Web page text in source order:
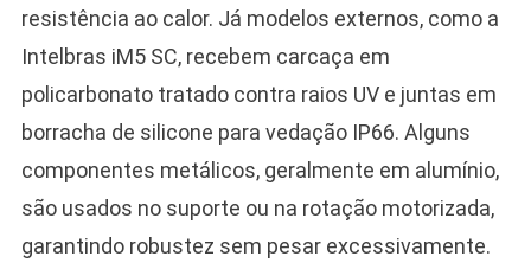
resistência ao calor. Já modelos externos, como a
Intelbras iM5 SC, recebem carcaça em
policarbonato tratado contra raios UV e juntas em
borracha de silicone para vedação IP66. Alguns
componentes metálicos, geralmente em alumínio,
são usados no suporte ou na rotação motorizada,
garantindo robustez sem pesar excessivamente.